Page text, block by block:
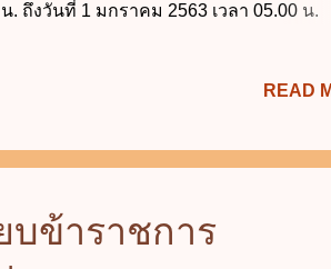
น. ถึงวันที่ 1 มกราคม 2563 เวลา 05.00 น
ดิน จำนวน 4 ช่องทางจราจรด้านซ้าย (ฝั่ง
. ถึงวันที่ 1 มกราคม 2563 เวลา 02.00 น.
READ
บข้าราชการ